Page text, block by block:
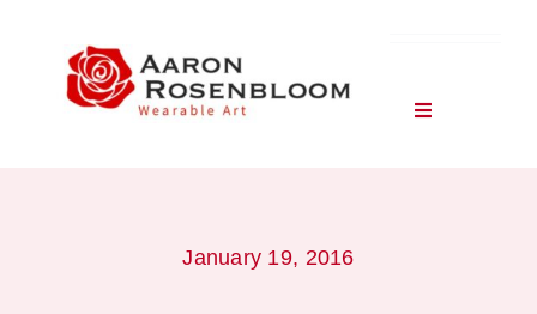
content
Toggle
January 19, 2016